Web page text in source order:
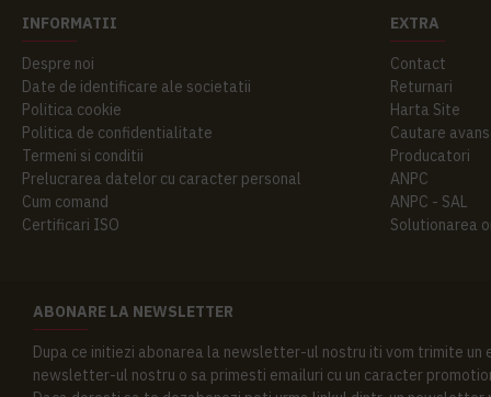
INFORMATII
Despre noi
Date de identificare ale societatii
Politica cookie
Politica de confidentialitate
Termeni si conditii
Prelucrarea datelor cu caracter personal
Cum comand
Certificari ISO
EXTRA
Contact
Returnari
Harta Site
Cautare
Producatori
ANPC
ANPC - SAL
Solutionarea
ABONARE LA NEWSLETTER
Dupa ce initiezi abonarea la newsletter-ul nostru iti vom trimite
newsletter-ul nostru o sa primesti emailuri cu un caracter